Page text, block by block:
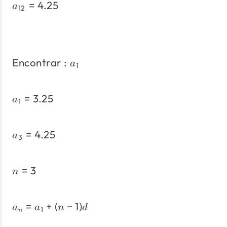
a12 = 4.25
Encontrar : a1
a1 = 3.25
a3 = 4.25
n = 3
an = a1 + (n − 1)d